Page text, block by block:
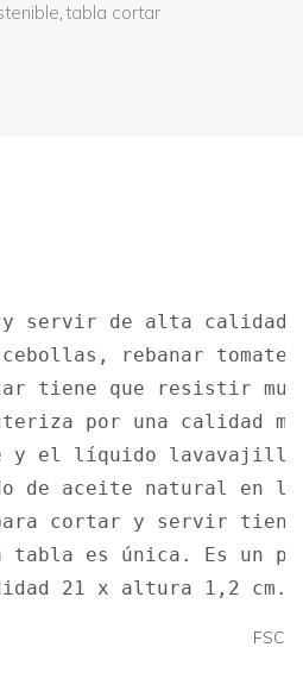
,tabla cortar
servir de alta calidad
rebanar
tiene que resistir
por una calidad
y el líquido lavavajillas
de aceite natural en
cortar y servir
tabla es única. Es un
21 x altura 1,2 cm.
FSC